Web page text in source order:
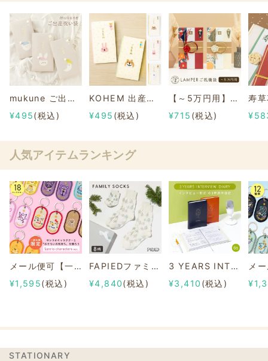
mukune ご出産祝い袋
¥495(税込)
KOHEM 出産祝い袋
¥495 (税込)
【～5万円用】LAMPER ご祝儀袋【メール便可】
¥715 (税込)
寿
人気アイテムランキング
メール便可【一部店舗限定】2/8b PAIR KEY RING Sanrio characters ver.
¥1,595(税込)
FAPIEDファミリーソックスセット 総柄
¥4,840(税込)
3 YEARS INTERVIEW DIARY
¥3,410 (税込)
STATIONARY